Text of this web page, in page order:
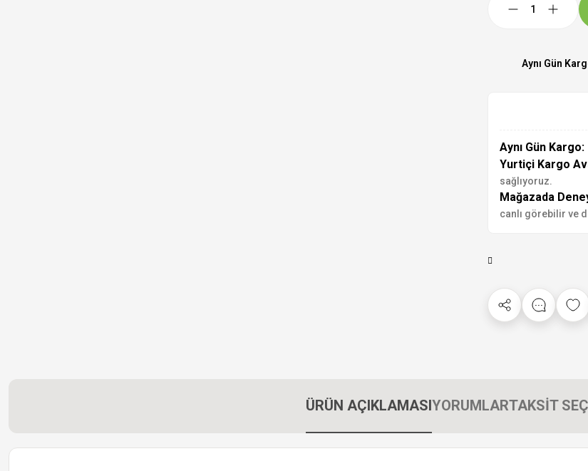
Aynı Gün
Aynı Gün Kargo:
Yurtiçi Kargo
sağlıyoruz.
Mağazada
canlı görebilir ve
ÜRÜN AÇIKLAMASIYORUMLARTAKSİT